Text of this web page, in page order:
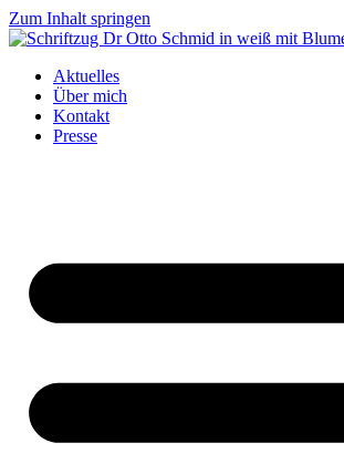
Zum Inhalt springen
Aktuelles
Über mich
Kontakt
Presse